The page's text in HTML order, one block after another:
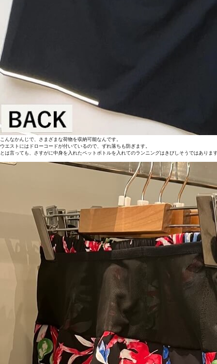
こんなかんじで、さまざまな荷物を収納可能なんです。
ウエストにはドローコードが付いているので、ずれ落ちも防ぎます。
とは言っても、さすがに中身を入れたペットボトルを入れてのランニングはきびしそうではあり